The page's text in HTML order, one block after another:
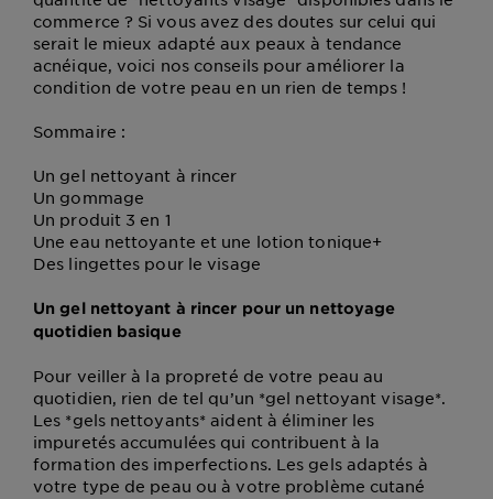
commerce ? Si vous avez des doutes sur celui qui
serait le mieux adapté aux peaux à tendance
acnéique, voici nos conseils pour améliorer la
condition de votre peau en un rien de temps !
Sommaire :
Un gel nettoyant à rincer
Un gommage
Un produit 3 en 1
Une eau nettoyante et une lotion tonique+
Des lingettes pour le visage
Un gel nettoyant à rincer pour un nettoyage
quotidien basique
Pour veiller à la propreté de votre peau au
quotidien, rien de tel qu’un *gel nettoyant visage*.
Les *gels nettoyants* aident à éliminer les
impuretés accumulées qui contribuent à la
formation des imperfections. Les gels adaptés à
votre type de peau ou à votre problème cutané